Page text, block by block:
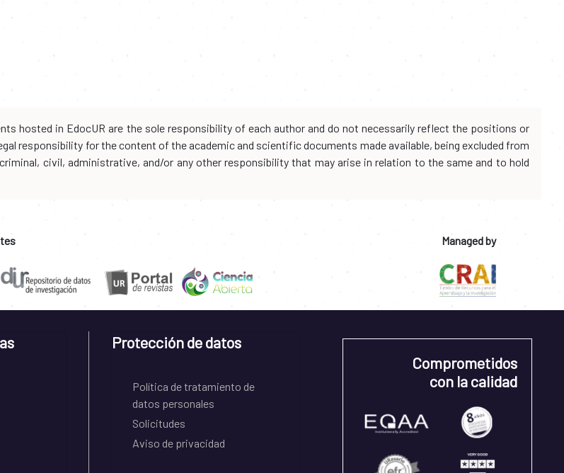
hosted in EdocUR are the sole responsibility of each author and do not necessarily reflect the positions or
responsibility for the content of the academic and scientific documents made available, being excluded from
civil, administrative, and/or any other responsibility that may arise in relation to the same and to hold
Managed by
Protección de datos
Política de tratamiento de
datos personales
Solicitudes
Aviso de privacidad
Comprometidos
con la calidad